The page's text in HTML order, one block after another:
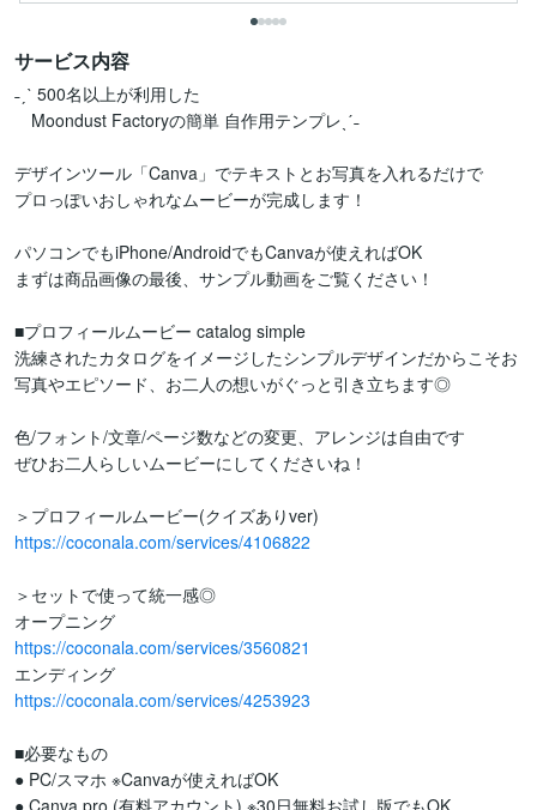
サービス内容
˗ˏˋ 500名以上が利用した
Moondust Factoryの簡単 自作用テンプレˎˊ˗
デザインツール「Canva」でテキストとお写真を入れるだけで
プロっぽいおしゃれなムービーが完成します！
パソコンでもiPhone/AndroidでもCanvaが使えればOK
まずは商品画像の最後、サンプル動画をご覧ください！
■プロフィールムービー catalog simple
洗練されたカタログをイメージしたシンプルデザインだからこそお
写真やエピソード、お二人の想いがぐっと引き立ちます◎
色/フォント/文章/ページ数などの変更、アレンジは自由です
ぜひお二人らしいムービーにしてくださいね！
https://coconala.com/services/4106822
＞セットで使って統一感◎
https://coconala.com/services/3560821
https://coconala.com/services/4253923
■必要なもの
● PC/スマホ ※Canvaが使えればOK